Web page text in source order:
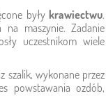
były krawiectwu.
maszynie. Zadanie
uczestnikom wiele
szalik, wykonane przez
powstawania ozdób,